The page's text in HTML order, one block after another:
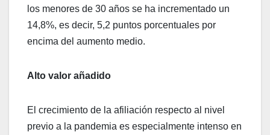
los menores de 30 años se ha incrementado un
14,8%, es decir, 5,2 puntos porcentuales por
encima del aumento medio.
Alto valor añadido
El crecimiento de la afiliación respecto al nivel
previo a la pandemia es especialmente intenso en